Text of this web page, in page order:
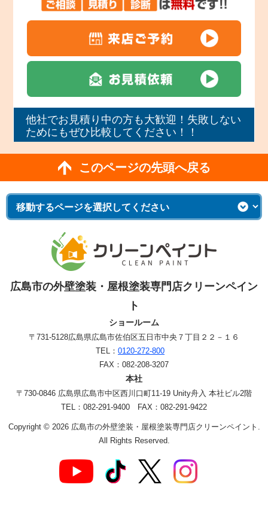
他社でお見積り中の方も大歓迎！失敗しない
ためにもぜひ比較してください！！
このページの先頭へ戻る
広島市の外壁塗装・屋根塗装専門店クリーンペイン
ト
ショールーム
〒731-5128広島県広島市佐伯区五日市中央７丁目２２－１６
TEL： 0120-272-800
FAX：082-208-3207
本社
〒730-0846 広島県広島市中区西川口町11-19 Unity舟入 本社ビル2階
TEL：082-291-9400 FAX：082-291-9422
Copyright © 2026 広島市の外壁塗装・屋根塗装専門店クリーンペイント.
All Rights Reserved.